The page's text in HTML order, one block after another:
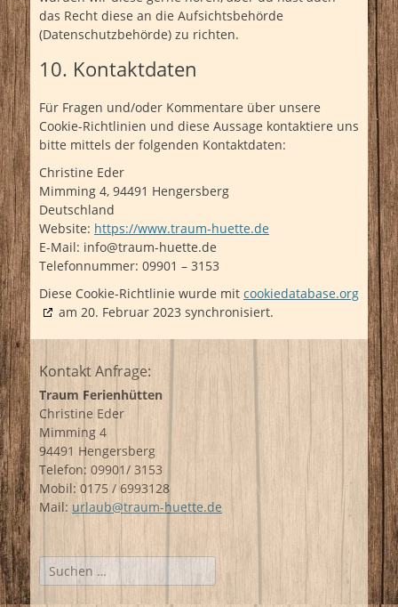
das Recht diese an die Aufsichtsbehörde
(Datenschutzbehörde) zu richten.
10. Kontaktdaten
Für Fragen und/oder Kommentare über unsere
Cookie-Richtlinien und diese Aussage kontaktiere uns
bitte mittels der folgenden Kontaktdaten:
Christine Eder
Mimming 4, 94491 Hengersberg
Deutschland
Website: https://www.traum-huette.de
E-Mail: info@traum-huette.de
Telefonnummer: 09901 – 3153
Diese Cookie-Richtlinie wurde mit cookiedatabase.org
am 20. Februar 2023 synchronisiert.
Kontakt Anfrage:
Traum Ferienhütten
Christine Eder
Mimming 4
94491 Hengersberg
Telefon: 09901/ 3153
Mobil: 0175 / 6993128
Mail: urlaub@traum-huette.de
Suchen
nach: